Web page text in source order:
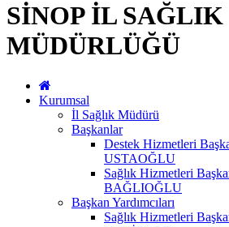
SİNOP İL SAĞLIK
MÜDÜRLÜĞÜ
Kurumsal
İl Sağlık Müdürü
Başkanlar
Destek Hizmetleri
USTAOĞLU
Sağlık Hizmetleri
BAĞLIOĞLU
Başkan Yardımcıları
Sağlık Hizmetleri